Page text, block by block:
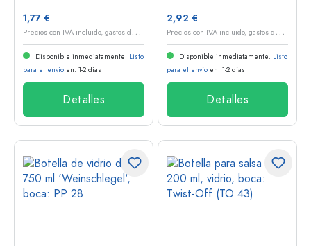
1,77 €
P
recios con IVA incluido, gastos de envío excluidos
Disponible inmediatamente. Listo
para el envío en: 1-2 días
Detalles
2,92 €
P
recios con IVA incluido, gastos de envío excluidos
Disponible inmediatamente. Listo
para el envío en: 1-2 días
Detalles